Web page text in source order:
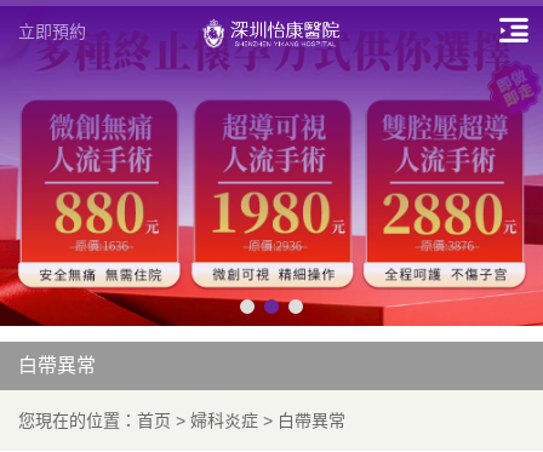
立即預約
白帶異常
您現在的位置： 首页 > 婦科炎症 > 白帶異常